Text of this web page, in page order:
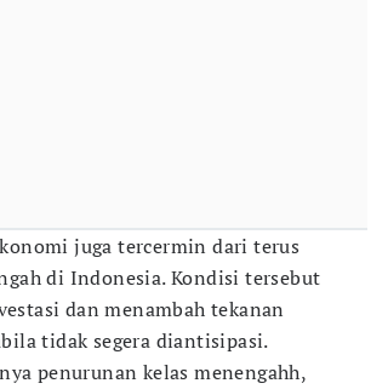
juga tercermin dari terus
di Indonesia. Kondisi tersebut
dan menambah tekanan
tidak segera diantisipasi.
penurunan kelas menengahh,